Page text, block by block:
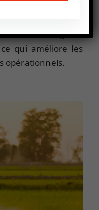
ciblée grâce
qui améliore les
opérationnels.